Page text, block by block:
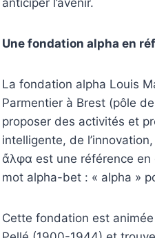
Une fondation alpha en
La fondation alpha Louis
Parmentier à Brest (pôle
proposer des activités et
intelligente, de
ἄλφα est une référence en
mot alpha-bet : « alpha »
Cette fondation est